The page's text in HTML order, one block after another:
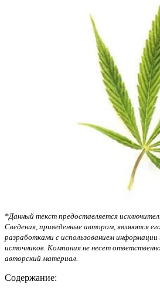
*Данный текст предоставляется
Сведения, приведенные автором, являются
разработками с использованием
источников. Компания не несет
авторский материал.
Содержание: